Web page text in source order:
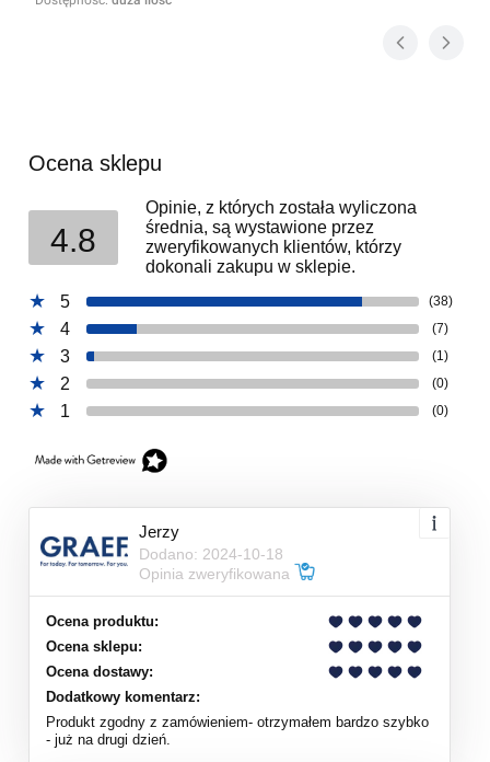
Ocena sklepu
4.8
Opinie, z których została wyliczona
średnia, są wystawione przez
zweryfikowanych klientów, którzy
dokonali zakupu w sklepie.
5
(38)
4 (7)
3 (1)
2 (0)
1 (0)
Jerzy
Dodano: 2024-10-18
Opinia zweryfikowana
Ocena produktu:
Ocena sklepu:
Ocena dostawy:
Dodatkowy komentarz:
Produkt zgodny z zamówieniem- otrzymałem bardzo szybko
- już na drugi dzień.